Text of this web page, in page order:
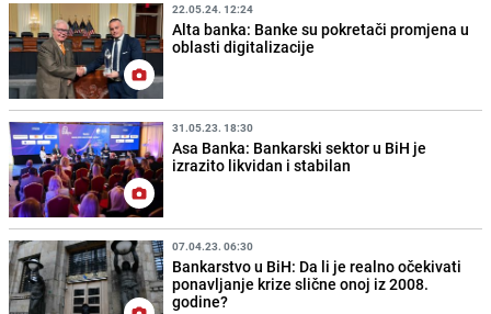
22.05.24. 12:24
Alta banka: Banke su pokretači promjena u
oblasti digitalizacije
31.05.23. 18:30
Asa Banka: Bankarski sektor u BiH je
izrazito likvidan i stabilan
07.04.23. 06:30
Bankarstvo u BiH: Da li je realno očekivati
ponavljanje krize slične onoj iz 2008.
godine?